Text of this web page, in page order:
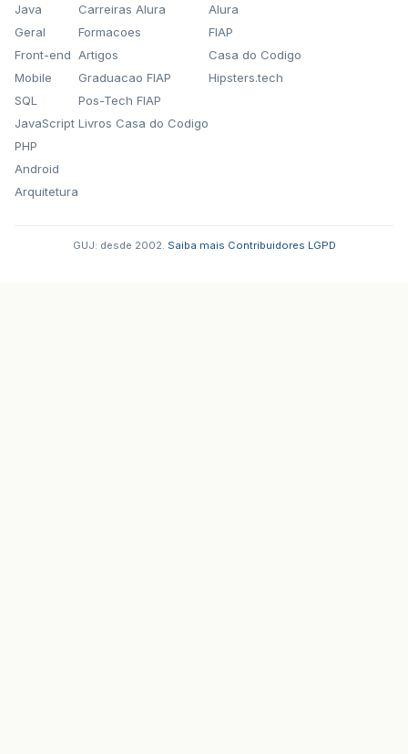
Java
Geral
Front-end
Mobile
SQL
JavaScript
PHP
Android
Arquitetura
Carreiras Alura
Formacoes
Artigos
Graduacao FIAP
Pos-Tech FIAP
Livros Casa do Codigo
Alura
FIAP
Casa do Codigo
Hipsters.tech
GUJ: desde 2002. Saiba mais Contribuidores LGPD